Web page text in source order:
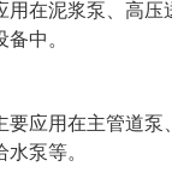
在泥浆泵、高
中。
应用在主管道
泵等。